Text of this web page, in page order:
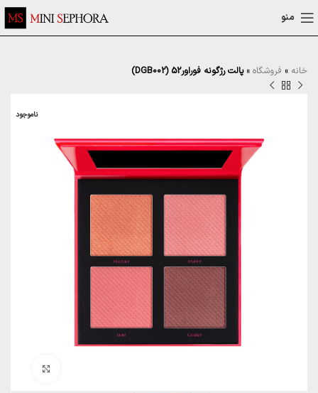
منو
خانه » فروشگاه »پالت رژگونه فوراور52 (DGB002)
ناموجود